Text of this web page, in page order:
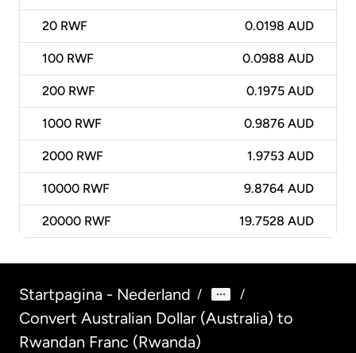
20 RWF 0.0198 AUD
100 RWF 0.0988 AUD
200 RWF 0.1975 AUD
1000 RWF 0.9876 AUD
2000 RWF 1.9753 AUD
10000 RWF 9.8764 AUD
20000 RWF 19.7528 AUD
Startpagina - Nederland / /
Convert Australian Dollar (Australia) to
Rwandan Franc (Rwanda)